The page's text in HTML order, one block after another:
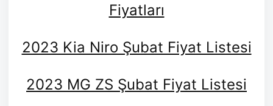
Fiyatları
2023 Kia Niro Şubat Fiyat Listesi
2023 MG ZS Şubat Fiyat Listesi